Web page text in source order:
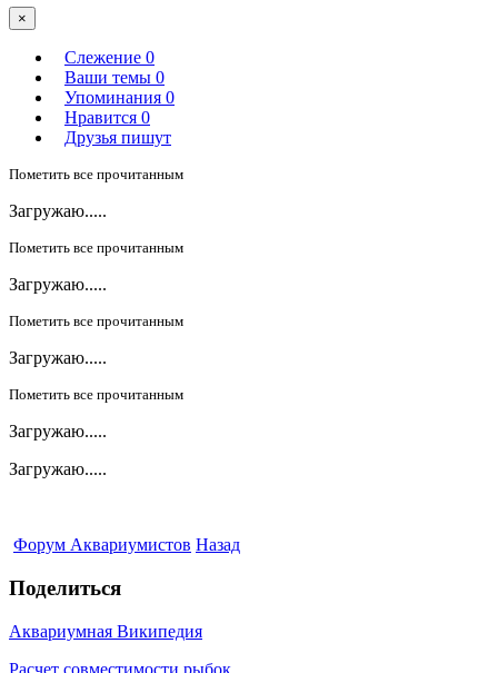
×
Слежение 0
Ваши темы 0
Упоминания 0
Нравится 0
Друзья пишут
Пометить все прочитанным
Загружаю.....
Пометить все прочитанным
Загружаю.....
Пометить все прочитанным
Загружаю.....
Пометить все прочитанным
Загружаю.....
Загружаю.....
Форум Аквариумистов Назад
Поделиться
Аквариумная Википедия
Расчет совместимости рыбок